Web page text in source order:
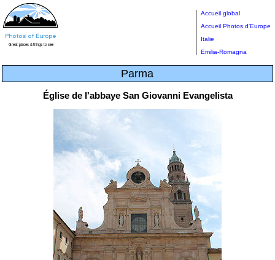
Accueil global
Accueil Photos d'Europe
Italie
Emilia-Romagna
Parma
Église de l'abbaye San Giovanni Evangelista